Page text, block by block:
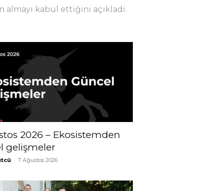
almayı kabul ettiğini açıkladı.
2026 – Ekosistemden
gelişmeler
- 7 Ağustos 2026